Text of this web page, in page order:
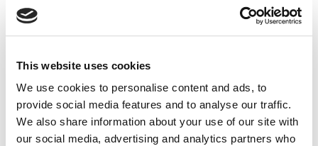
This website uses cookies
We use cookies to personalise content and ads, to
provide social media features and to analyse our traffic.
We also share information about your use of our site with
our social media, advertising and analytics partners who
i biznesowych. W tym tygodniu przygotowaliśmy
dla Was treści m.in. z Econsultancy, Convince &